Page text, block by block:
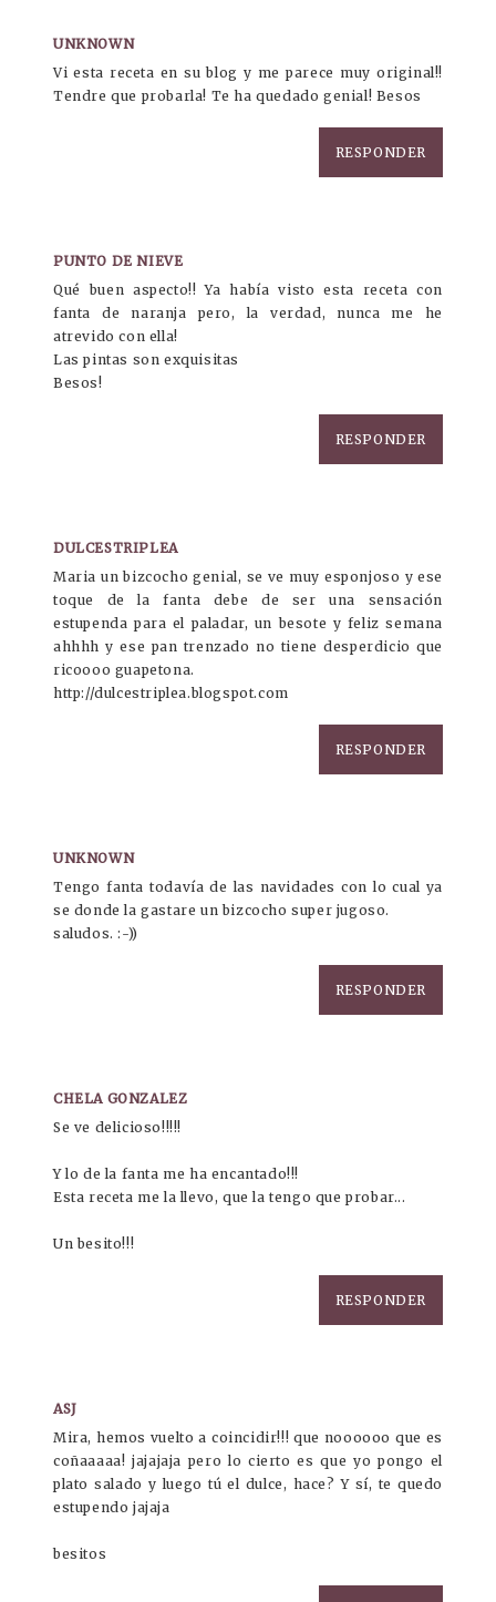
UNKNOWN
Vi esta receta en su blog y me parece muy original!!
Tendre que probarla! Te ha quedado genial! Besos
RESPONDER
PUNTO DE NIEVE
Qué buen aspecto!! Ya había visto esta receta con
fanta de naranja pero, la verdad, nunca me he
atrevido con ella!
Las pintas son exquisitas
Besos!
RESPONDER
DULCESTRIPLEA
Maria un bizcocho genial, se ve muy esponjoso y ese
toque de la fanta debe de ser una sensación
estupenda para el paladar, un besote y feliz semana
ahhhh y ese pan trenzado no tiene desperdicio que
ricoooo guapetona.
http://dulcestriplea.blogspot.com
RESPONDER
UNKNOWN
Tengo fanta todavía de las navidades con lo cual ya
se donde la gastare un bizcocho super jugoso.
saludos. :-))
RESPONDER
CHELA GONZALEZ
Se ve delicioso!!!!!
Y lo de la fanta me ha encantado!!!
Esta receta me la llevo, que la tengo que probar...
Un besito!!!
RESPONDER
ASJ
Mira, hemos vuelto a coincidir!!! que noooooo que es
coñaaaaa! jajajaja pero lo cierto es que yo pongo el
plato salado y luego tú el dulce, hace? Y sí, te quedo
estupendo jajaja
besitos